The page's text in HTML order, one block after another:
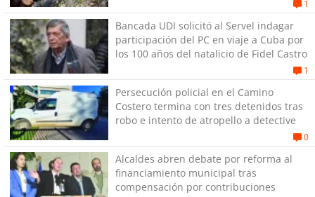
1
Bancada UDI solicitó al Servel indagar
participación del PC en viaje a Cuba por
los 100 años del natalicio de Fidel Castro
1
Persecución policial en el Camino
Costero termina con tres detenidos tras
robo e intento de atropello a detective
0
Alcaldes abren debate por reforma al
financiamiento municipal tras
compensación por contribuciones